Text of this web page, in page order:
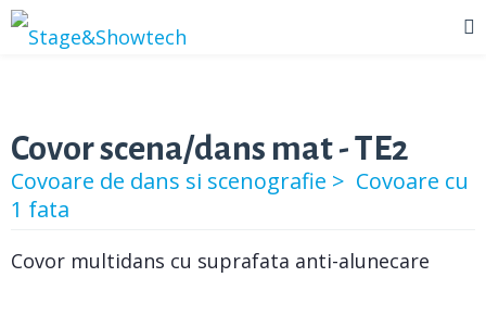
Covor scena/dans mat - TE2
Covoare de dans si scenografie > Covoare cu
1 fata
Covor multidans cu suprafata anti-alunecare